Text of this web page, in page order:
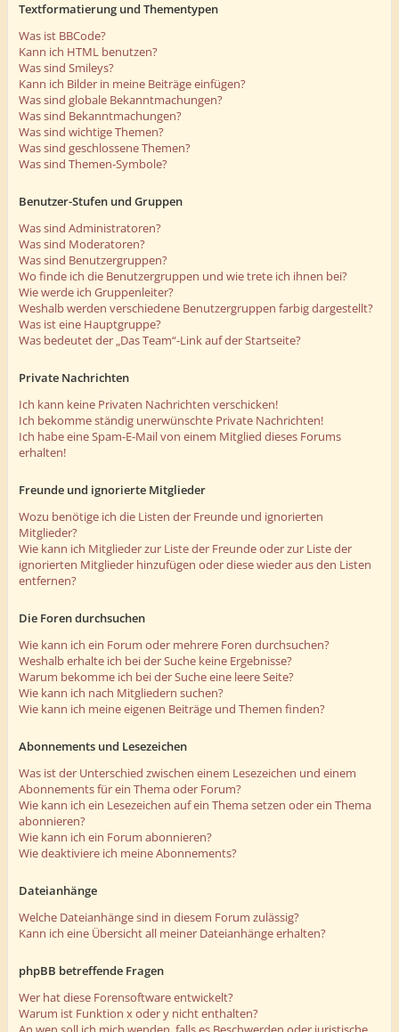
Textformatierung und Thementypen
Was ist BBCode?
Kann ich HTML benutzen?
Was sind Smileys?
Kann ich Bilder in meine Beiträge einfügen?
Was sind globale Bekanntmachungen?
Was sind Bekanntmachungen?
Was sind wichtige Themen?
Was sind geschlossene Themen?
Was sind Themen-Symbole?
Benutzer-Stufen und Gruppen
Was sind Administratoren?
Was sind Moderatoren?
Was sind Benutzergruppen?
Wo finde ich die Benutzergruppen und wie trete ich ihnen bei?
Wie werde ich Gruppenleiter?
Weshalb werden verschiedene Benutzergruppen farbig dargestellt?
Was ist eine Hauptgruppe?
Was bedeutet der „Das Team“-Link auf der Startseite?
Private Nachrichten
Ich kann keine Privaten Nachrichten verschicken!
Ich bekomme ständig unerwünschte Private Nachrichten!
Ich habe eine Spam-E-Mail von einem Mitglied dieses Forums
erhalten!
Freunde und ignorierte Mitglieder
Wozu benötige ich die Listen der Freunde und ignorierten
Mitglieder?
Wie kann ich Mitglieder zur Liste der Freunde oder zur Liste der
ignorierten Mitglieder hinzufügen oder diese wieder aus den Listen
entfernen?
Die Foren durchsuchen
Wie kann ich ein Forum oder mehrere Foren durchsuchen?
Weshalb erhalte ich bei der Suche keine Ergebnisse?
Warum bekomme ich bei der Suche eine leere Seite?
Wie kann ich nach Mitgliedern suchen?
Wie kann ich meine eigenen Beiträge und Themen finden?
Abonnements und Lesezeichen
Was ist der Unterschied zwischen einem Lesezeichen und einem
Abonnements für ein Thema oder Forum?
Wie kann ich ein Lesezeichen auf ein Thema setzen oder ein Thema
abonnieren?
Wie kann ich ein Forum abonnieren?
Wie deaktiviere ich meine Abonnements?
Dateianhänge
Welche Dateianhänge sind in diesem Forum zulässig?
Kann ich eine Übersicht all meiner Dateianhänge erhalten?
phpBB betreffende Fragen
Wer hat diese Forensoftware entwickelt?
Warum ist Funktion x oder y nicht enthalten?